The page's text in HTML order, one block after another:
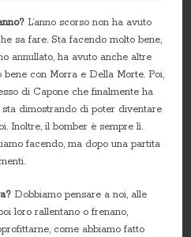
L’anno scorso non ha avuto
sa fare. Sta facendo molto bene,
annullato, ha avuto anche altre
bene con Morra e Della Morte. Poi,
di Capone che finalmente ha
dimostrando di poter diventare
Inoltre, il bomber è sempre lì.
facendo, ma dopo una partita
Dobbiamo pensare a noi, alle
loro rallentano o frenano,
come abbiamo fatto